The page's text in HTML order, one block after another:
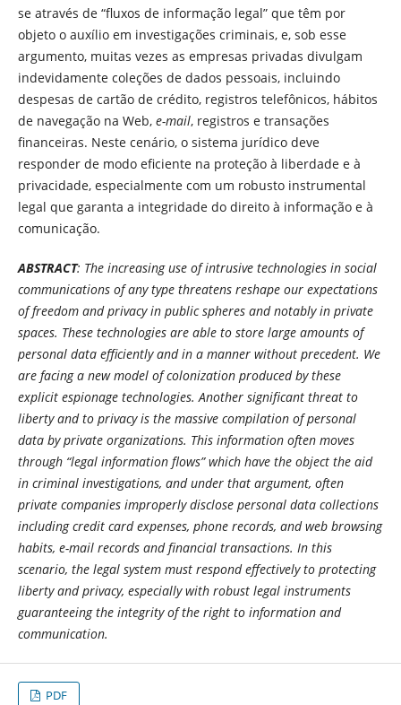
se através de “fluxos de informação legal” que têm por
objeto o auxílio em investigações criminais, e, sob esse
argumento, muitas vezes as empresas privadas divulgam
indevidamente coleções de dados pessoais, incluindo
despesas de cartão de crédito, registros telefônicos, hábitos
de navegação na Web, e-mail, registros e transações
financeiras. Neste cenário, o sistema jurídico deve
responder de modo eficiente na proteção à liberdade e à
privacidade, especialmente com um robusto instrumental
legal que garanta a integridade do direito à informação e à
comunicação.
ABSTRACT: The increasing use of intrusive technologies in social
communications of any type threatens reshape our expectations
of freedom and privacy in public spheres and notably in private
spaces. These technologies are able to store large amounts of
personal data efficiently and in a manner without precedent. We
are facing a new model of colonization produced by these
explicit espionage technologies. Another significant threat to
liberty and to privacy is the massive compilation of personal
data by private organizations. This information often moves
through “legal information flows” which have the object the aid
in criminal investigations, and under that argument, often
private companies improperly disclose personal data collections
including credit card expenses, phone records, and web browsing
habits, e-mail records and financial transactions. In this
scenario, the legal system must respond effectively to protecting
liberty and privacy, especially with robust legal instruments
guaranteeing the integrity of the right to information and
communication.
PDF